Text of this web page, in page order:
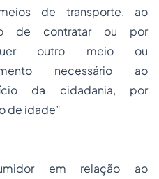
de transporte, ao
de contratar ou por
outro meio ou
necessário ao
da cidadania, por
de idade”
em relação ao